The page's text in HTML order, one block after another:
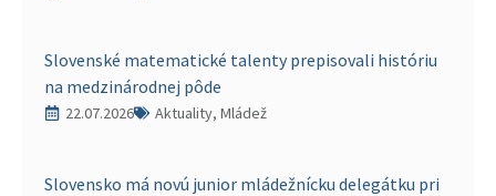
Slovenské matematické talenty prepisovali históriu
na medzinárodnej pôde
22.07.2026 Aktuality, Mládež
Slovensko má novú junior mládežnícku delegátku pri